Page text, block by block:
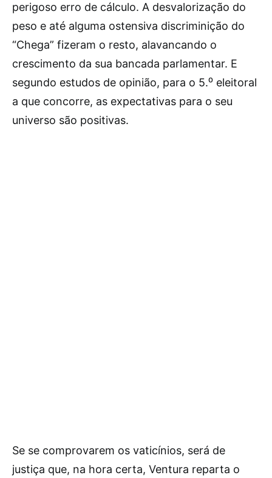
perigoso erro de cálculo. A desvalorização do
peso e até alguma ostensiva discriminição do
“Chega” fizeram o resto, alavancando o
crescimento da sua bancada parlamentar. E
segundo estudos de opinião, para o 5.⁰ eleitoral
a que concorre, as expectativas para o seu
universo são positivas.
Se se comprovarem os vaticínios, será de
justiça que, na hora certa, Ventura reparta o